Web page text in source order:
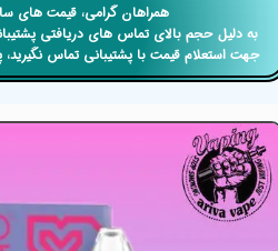
​​همراهان گرامی، قیمت های
به دلیل حجم بالای تماس های دریافتی
جهت استعلام قیمت با پشتیبانی تماس